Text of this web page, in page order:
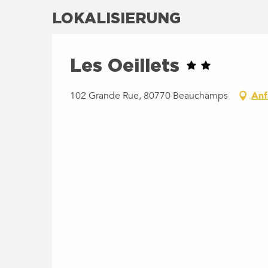
LOKALISIERUNG
Les Oeillets
102 Grande Rue, 80770 Beauchamps